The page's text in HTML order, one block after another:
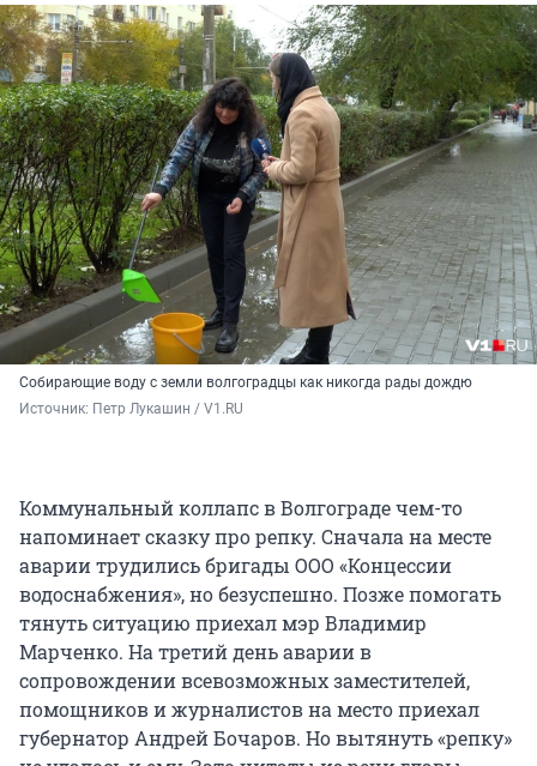
Собирающие воду с земли волгоградцы как никогда рады дождю
Источник: Петр Лукашин / V1.RU
Коммунальный коллапс в Волгограде чем-то
напоминает сказку про репку. Сначала на месте
аварии трудились бригады ООО «Концессии
водоснабжения», но безуспешно. Позже помогать
тянуть ситуацию приехал мэр Владимир
Марченко. На третий день аварии в
сопровождении всевозможных заместителей,
помощников и журналистов на место приехал
губернатор Андрей Бочаров. Но вытянуть «репку»